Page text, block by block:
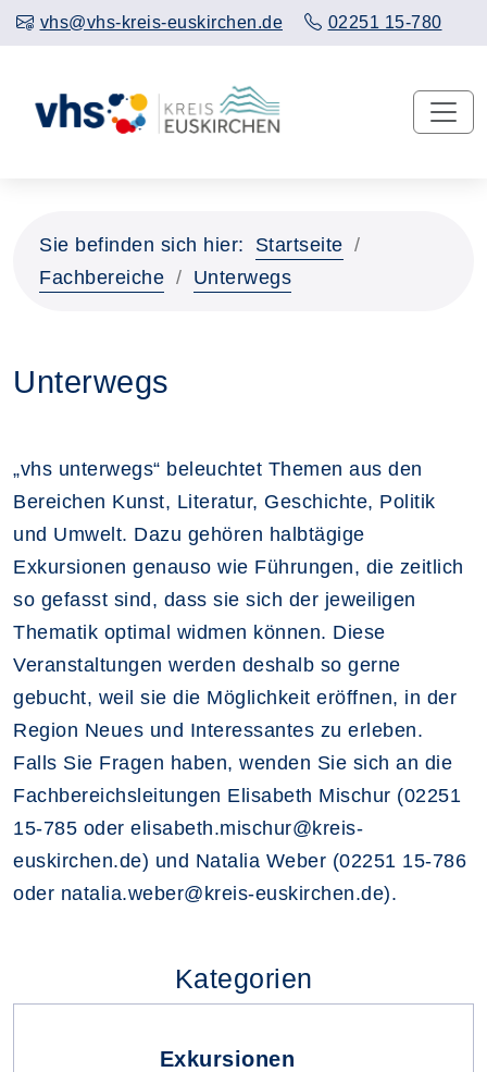
vhs@vhs-kreis-euskirchen.de 02251 15-780
Sie befinden sich hier:
Startseite
Fachbereiche
Unterwegs
Unterwegs
„vhs unterwegs“ beleuchtet Themen aus den
Bereichen Kunst, Literatur, Geschichte, Politik
und Umwelt. Dazu gehören halbtägige
Exkursionen genauso wie Führungen, die zeitlich
so gefasst sind, dass sie sich der jeweiligen
Thematik optimal widmen können. Diese
Veranstaltungen werden deshalb so gerne
gebucht, weil sie die Möglichkeit eröffnen, in der
Region Neues und Interessantes zu erleben.
Falls Sie Fragen haben, wenden Sie sich an die
Fachbereichsleitungen Elisabeth Mischur (02251
15-785 oder elisabeth.mischur@kreis-
euskirchen.de) und Natalia Weber (02251 15-786
oder natalia.weber@kreis-euskirchen.de).
Kategorien
Exkursionen